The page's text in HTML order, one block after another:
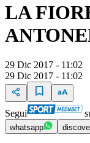
LA
29 Dic 2017 - 11:02
29 Dic 2017 - 11:02
Segui
whatsapp